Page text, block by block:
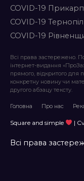
COVID-19
COVID-19
COVID-19
Всі права застережено.
інтернет-видання
прямого, відкритого для
конкретну новину чи
другого абзацу тексту.
Головна Про нас
Square and simple |
Всі права